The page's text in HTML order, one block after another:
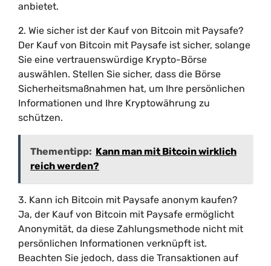
anbietet.
2. Wie sicher ist der Kauf von Bitcoin mit Paysafe?
Der Kauf von Bitcoin mit Paysafe ist sicher, solange
Sie eine vertrauenswürdige Krypto-Börse
auswählen. Stellen Sie sicher, dass die Börse
Sicherheitsmaßnahmen hat, um Ihre persönlichen
Informationen und Ihre Kryptowährung zu
schützen.
Thementipp: Kann man mit Bitcoin wirklich
reich werden?
3. Kann ich Bitcoin mit Paysafe anonym kaufen?
Ja, der Kauf von Bitcoin mit Paysafe ermöglicht
Anonymität, da diese Zahlungsmethode nicht mit
persönlichen Informationen verknüpft ist.
Beachten Sie jedoch, dass die Transaktionen auf